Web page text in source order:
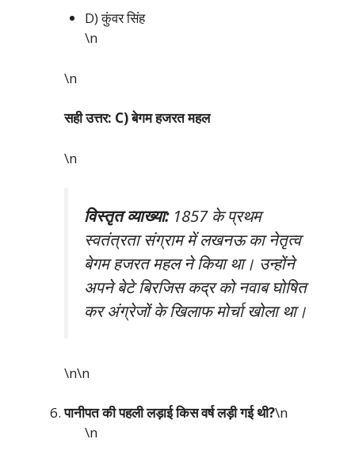
D) कुंवर सिंह
\n
\n
सही उत्तर: C) बेगम हजरत महल
\n
विस्तृत व्याख्या:1857 के प्रथम
स्वतंत्रता संग्राम में लखनऊ का नेतृत्व
बेगम हजरत महल ने किया था। उन्होंने
अपने बेटे बिरजिस कद्र को नवाब घोषित
कर अंग्रेजों के खिलाफ मोर्चा खोला था।
\n\n
पानीपत की पहली लड़ाई किस वर्ष लड़ी गई थी?\n
\n